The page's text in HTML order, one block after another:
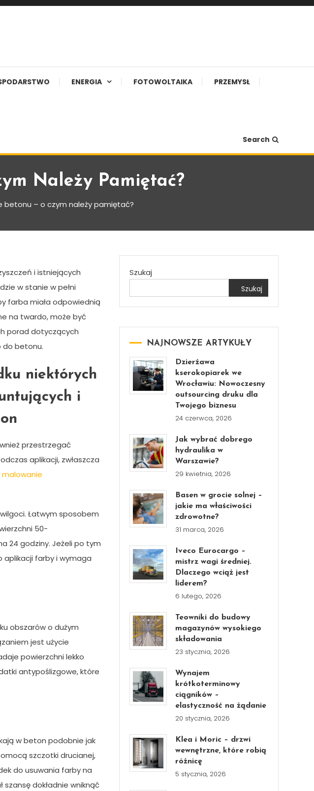
ENERGIA FOTOWOLTAIKA PRZEMYSŁ
Search
Należy Pamiętać?
betonu – o czym należy pamiętać?
i istniejących
w stanie w pełni
farba miała odpowiednią
na twardo, może być
porad dotyczących
do betonu.
niektórych
i
przestrzegać
aplikacji, zwłaszcza
malowanie
Łatwym sposobem
50-
24 godziny. Jeżeli po tym
farby i wymaga
obszarów o dużym
jest użycie
powierzchni lekko
antypoślizgowe, które
w beton podobnie jak
szczotki drucianej,
do usuwania farby na
dokładnie wniknąć
Szukaj
Szukaj
NAJNOWSZE ARTYKUŁY
Dzierżawa
kserokopiarek we
Wrocławiu: Nowoczesny
outsourcing druku dla
Twojego biznesu
24 czerwca, 2026
Jak wybrać dobrego
hydraulika w
Warszawie?
29 kwietnia, 2026
Basen w grocie solnej –
jakie ma właściwości
zdrowotne?
31 marca, 2026
Iveco Eurocargo –
mistrz wagi średniej.
Dlaczego wciąż jest
liderem?
6 lutego, 2026
Teowniki do budowy
magazynów wysokiego
składowania
23 stycznia, 2026
Wynajem
krótkoterminowy
ciągników –
elastyczność na żądanie
20 stycznia, 2026
Klea i Moric – drzwi
wewnętrzne, które robią
różnicę
5 stycznia, 2026